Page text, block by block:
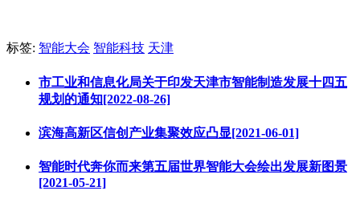
标签: 智能大会 智能科技 天津
市工业和信息化局关于印发天津市智能制造发展十四五
规划的通知[2022-08-26]
滨海高新区信创产业集聚效应凸显[2021-06-01]
智能时代奔你而来第五届世界智能大会绘出发展新图景
[2021-05-21]